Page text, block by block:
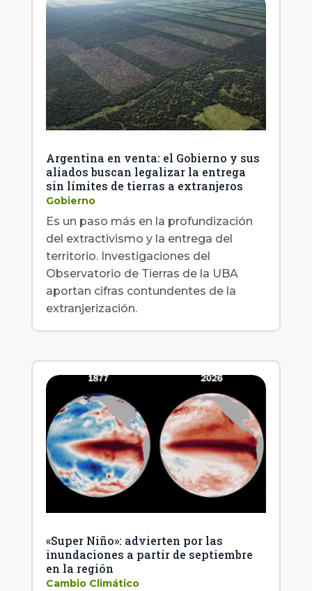
Argentina en venta: el Gobierno y sus
aliados buscan legalizar la entrega
sin límites de tierras a extranjeros
Gobierno
Es un paso más en la profundización
del extractivismo y la entrega del
territorio. Investigaciones del
Observatorio de Tierras de la UBA
aportan cifras contundentes de la
extranjerización.
«Super Niño»: advierten por las
inundaciones a partir de septiembre
en la región
Cambio Climático